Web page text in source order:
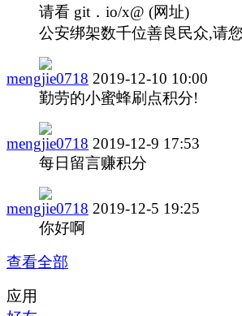
请看 git．io/x@ (网址)
公安绑架数千位善良民众,请
mengjie0718 2019-12-10 10:00
勤劳的小蜜蜂刷点积分!
mengjie0718 2019-12-9 17:53
每日留言赚积分
mengjie0718 2019-12-5 19:25
你好啊
查看全部
应用